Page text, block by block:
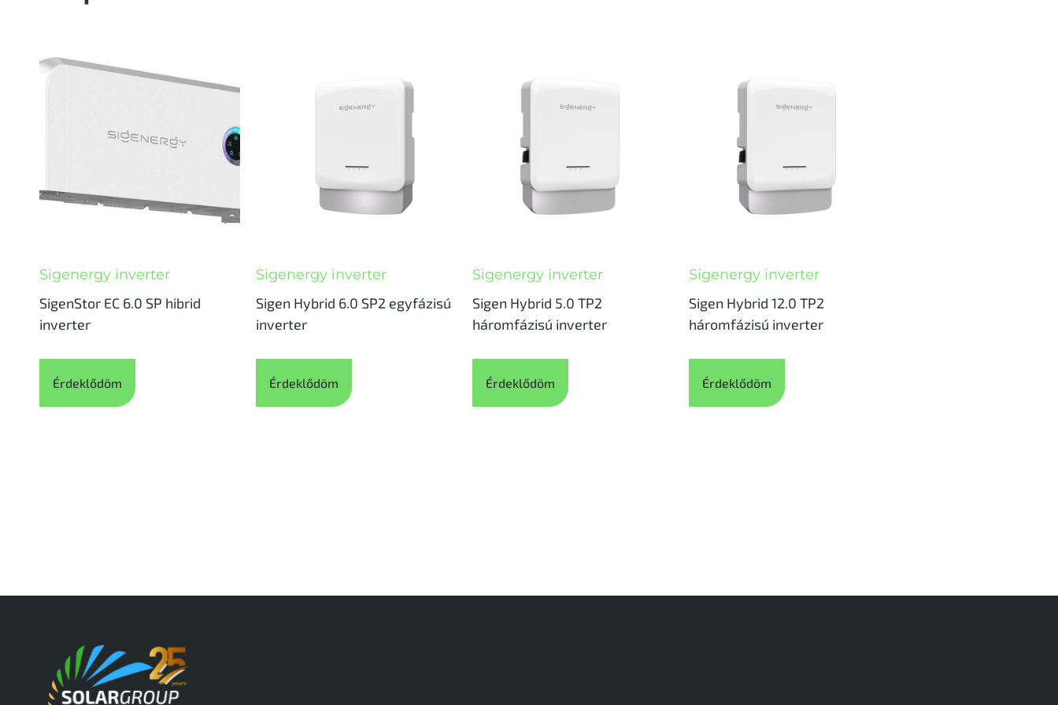
Sigenergy inverter
SigenStor EC 6.0 SP hibrid
inverter
Érdeklődöm
Sigenergy inverter
Sigen Hybrid 6.0 SP2 egyfázisú
inverter
Érdeklődöm
Sigenergy inverter
Sigen Hybrid 5.0 TP2
háromfázisú inverter
Érdeklődöm
Sigenergy inverter
Sigen Hybrid 12.0 TP2
háromfázisú inverter
Érdeklődöm